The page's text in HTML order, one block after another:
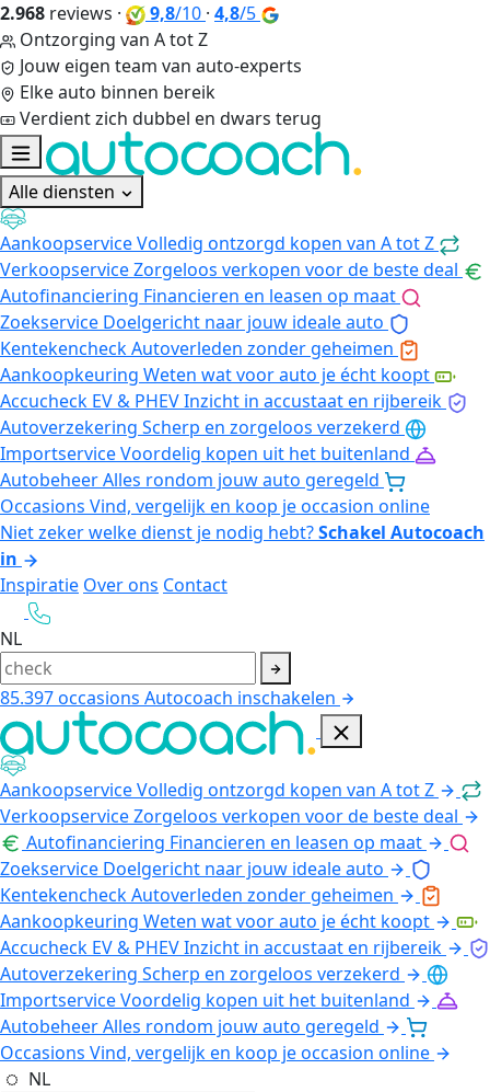
2.968 reviews · 9,8/10 · 4,8/5
Ontzorging van A tot Z
Jouw eigen team van auto-experts
Elke auto binnen bereik
Verdient zich dubbel en dwars terug
Alle diensten
AankoopserviceVolledig ontzorgd kopen van A tot Z
VerkoopserviceZorgeloos verkopen voor de beste deal
Autofinanciering Financieren en leasen op maat
Zoekservice Doelgericht naar jouw ideale auto
KentekencheckAutoverleden zonder geheimen
Aankoopkeuring Weten wat voor auto je écht koopt
Accucheck EV & PHEVInzicht in accustaat en rijbereik
Autoverzekering Scherp en zorgeloos verzekerd
ImportserviceVoordelig kopen uit het buitenland
AutobeheerAlles rondom jouw auto geregeld
Occasions Vind, vergelijk en koop je occasion online
Niet zeker welke dienst je nodig hebt?Schakel Autocoach
in
Inspiratie Over ons Contact
NL
85.397occasions Autocoach inschakelen
AankoopserviceVolledig ontzorgd kopen van A tot Z
VerkoopserviceZorgeloos verkopen voor de beste deal
Autofinanciering Financieren en leasen op maat
Zoekservice Doelgericht naar jouw ideale auto
KentekencheckAutoverleden zonder geheimen
Aankoopkeuring Weten wat voor auto je écht koopt
Accucheck EV & PHEVInzicht in accustaat en rijbereik
Autoverzekering Scherp en zorgeloos verzekerd
ImportserviceVoordelig kopen uit het buitenland
AutobeheerAlles rondom jouw auto geregeld
Occasions Vind, vergelijk en koop je occasion online
NL